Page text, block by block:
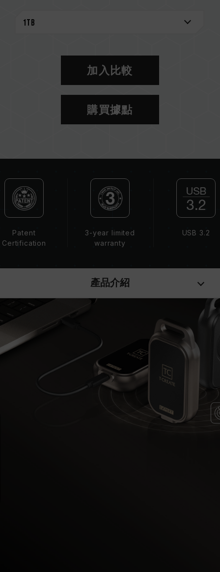
FSC 認證包裝 環保與永續並行
中國新型專利（證書號：CN 223108540 U）
加入比較
購買據點
Patent
Certification
3-year limited
warranty
USB 3.2
產品介紹